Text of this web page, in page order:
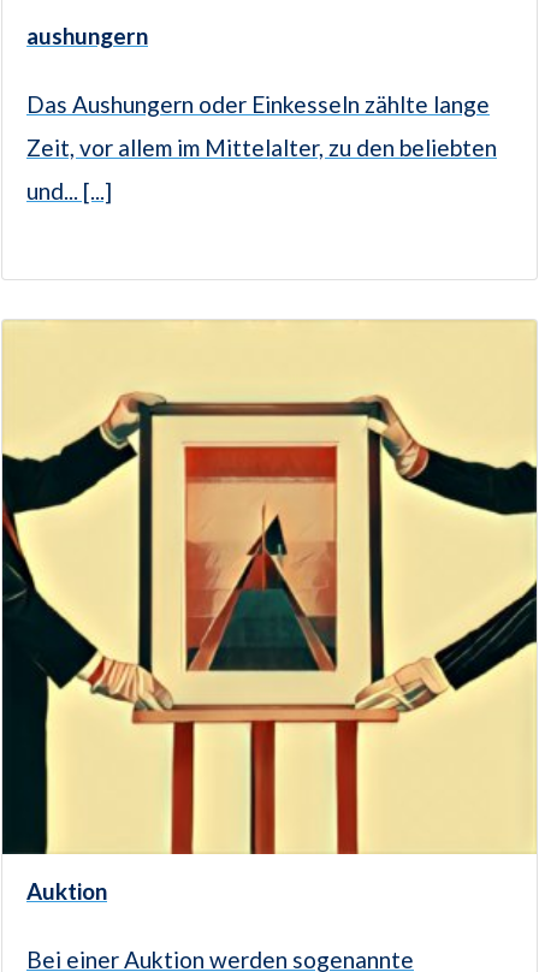
aushungern
Das Aushungern oder Einkesseln zählte lange
Zeit, vor allem im Mittelalter, zu den beliebten
und... [...]
Auktion
Bei einer Auktion werden sogenannte